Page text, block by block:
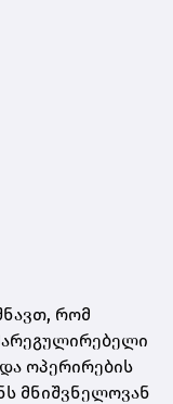
რომ
ოპერირების
მნიშვნელოვან